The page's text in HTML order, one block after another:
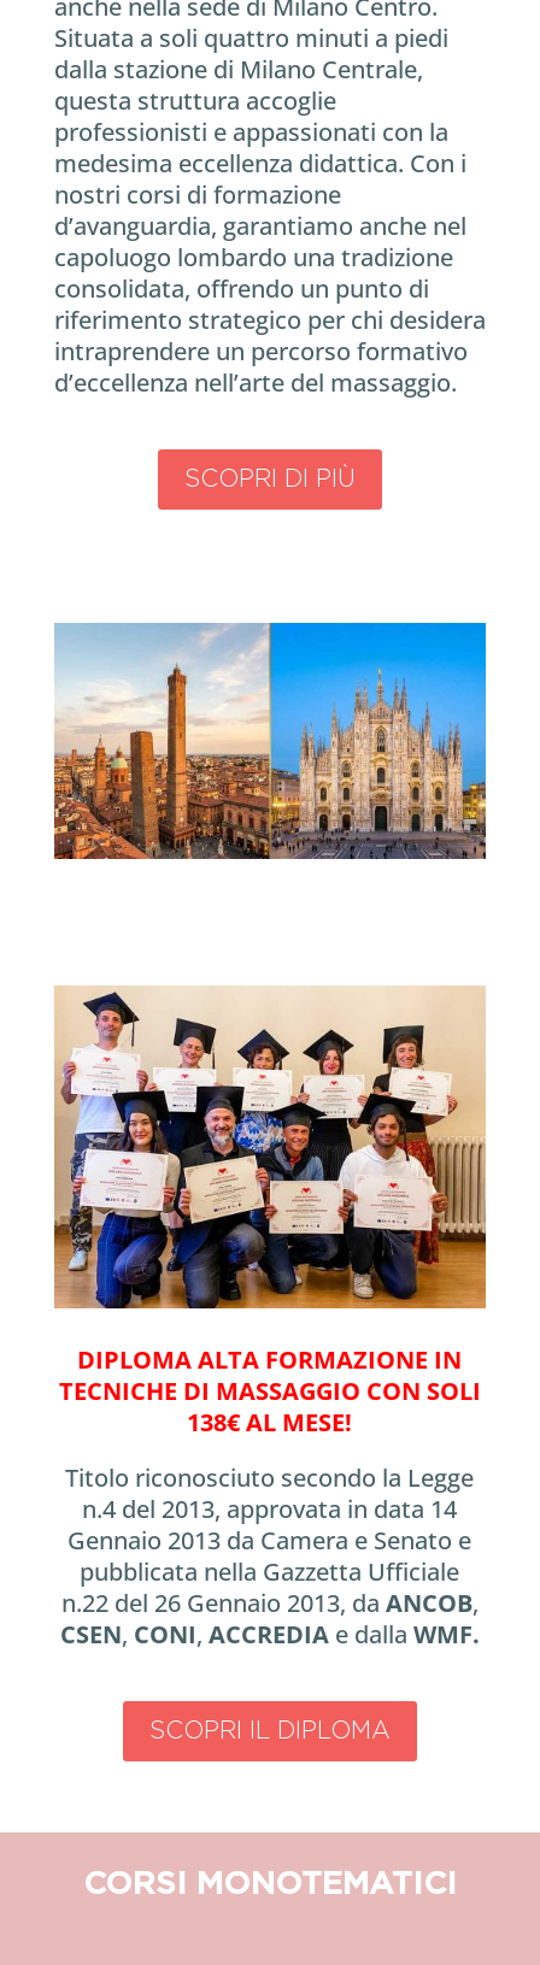
anche nella sede di Milano Centro.
Situata a soli quattro minuti a piedi
dalla stazione di Milano Centrale,
questa struttura accoglie
professionisti e appassionati con la
medesima eccellenza didattica. Con i
nostri corsi di formazione
d’avanguardia, garantiamo anche nel
capoluogo lombardo una tradizione
consolidata, offrendo un punto di
riferimento strategico per chi desidera
intraprendere un percorso formativo
d’eccellenza nell’arte del massaggio.
SCOPRI DI PIÙ
DIPLOMA ALTA FORMAZIONE IN
TECNICHE DI MASSAGGIO CON SOLI
138€ AL MESE!
Titolo riconosciuto secondo la Legge
n.4 del 2013, approvata in data 14
Gennaio 2013 da Camera e Senato e
pubblicata nella Gazzetta Ufficiale
n.22 del 26 Gennaio 2013, da ANCOB,
CSEN, CONI, ACCREDIAe dalla WMF.
SCOPRI IL DIPLOMA
CORSI MONOTEMATICI